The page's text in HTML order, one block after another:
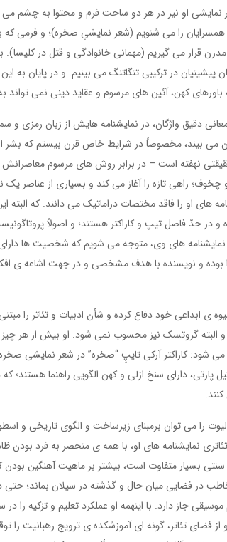
نمایشی او نیز در هر دو ساحت فرم و محتوا به چشم می
را می شنویم (شعر نمایشیِ صخره)؛ و فرمی که
قرار می گیریم (مهمانی خانوادگی و قتل در کلیسا).
پیشینیان در ترکیبی تنگاتنگ می بینیم. و در پایان
کهن، آئین های مرسوم و عقاید دینی نمی تواند
دقیق واژگان، در نمایشنامه هایش از زبان رمزی
می بیند، مخصوصاً در شرایط خاص قرن بیستم که
حقیقتی نهفته است – در برابر روش های مرسوم
راهی تازه را آغاز می کند و بسیاری از عناصر یک
های او را فاقد مختصات دراماتیک می دانند. که
و در حدّ فاصل تیپ و کاراکتر هستند؛ و اصولاً
نمایشنامه های وی، متوجه می شویم که شخصیت ها
بوده و نویسنده با هدف مشخصی و در جهت اشاعه ی
ی ابداعی خود دفاع کرده و شأن ادبیات و تئاتر را
گروتسک نیز محسوب نمی شود. او بیش از هر چیز بر
می شود: کاراکتر آرکی تایپِ “صخره” در شعر نمایشی
پارتی، دارای سنخ ازلی و کهن الگویی راهنما هستند؛
را می توان برمبنای زیرساخت و الگوی تاریخی و
نمایشنامه های او، با همه ی منحصر به فرد
سنتی بسیار متفاوت است، بیشتر بر ماهیت آهنگین بودن
در فضایی میان حال و گذشته در سیلان بماند؛ حتی
جاز دارد. با اینهمه او عملکرد تعلیم و تزکیه را
از فضای تئاتر، گونه ای آموزشکده ی ترویج رهبانیت را